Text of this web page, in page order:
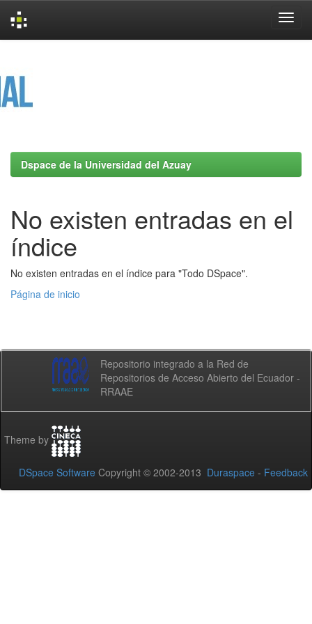
Dspace de la Universidad del Azuay
No existen entradas en el
índice
No existen entradas en el índice para "Todo DSpace".
Página de inicio
Repositorio integrado a la Red de
Repositorios de Acceso Abierto del Ecuador -
RRAAE
Theme by
DSpace Software Copyright © 2002-2013 Duraspace - Feedback